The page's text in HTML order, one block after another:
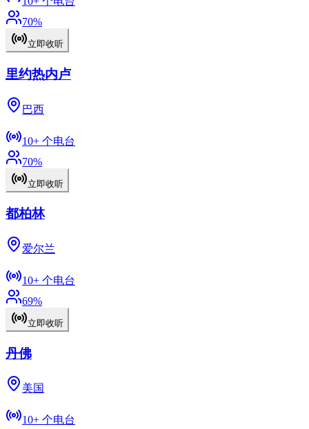
70%
立即收听
里约热内卢
巴西
10+ 个电台
70%
立即收听
都柏林
爱尔兰
10+ 个电台
69%
立即收听
丹佛
美国
10+ 个电台